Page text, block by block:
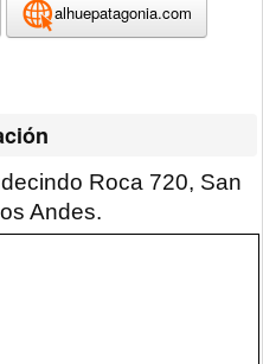
alhuepatagonia.com
Roca 720, San
Andes.